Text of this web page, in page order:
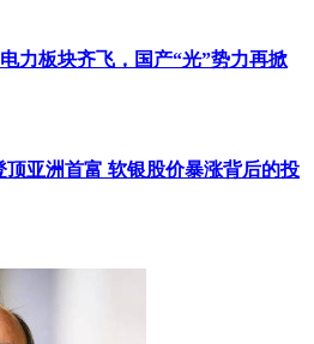
力板块齐飞，国产“光”势力再掀
亚洲首富 软银股价暴涨背后的投